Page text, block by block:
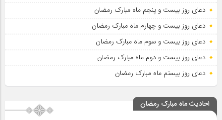
دعای روز بیست و پنجم ماه مبارک رمضان
دعای روز بیست و چهارم ماه مبارک رمضان
دعای روز بیست و سوم ماه مبارک رمضان
دعای روز بیست و دوم ماه مبارک رمضان
دعای روز بیستم ماه مبارک رمضان
احادیث ماه مبارک رمضان